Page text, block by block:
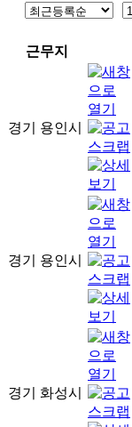
근무지
경기 용인시
경기 용인시
경기 화성시